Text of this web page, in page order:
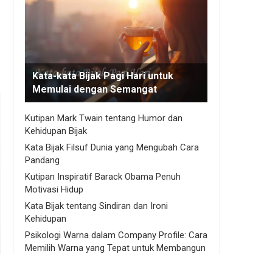
Kata-kata Bijak Pagi Hari untuk
Memulai dengan Semangat
Kutipan Mark Twain tentang Humor dan
Kehidupan Bijak
Kata Bijak Filsuf Dunia yang Mengubah Cara
Pandang
Kutipan Inspiratif Barack Obama Penuh
Motivasi Hidup
Kata Bijak tentang Sindiran dan Ironi
Kehidupan
Psikologi Warna dalam Company Profile: Cara
Memilih Warna yang Tepat untuk Membangun